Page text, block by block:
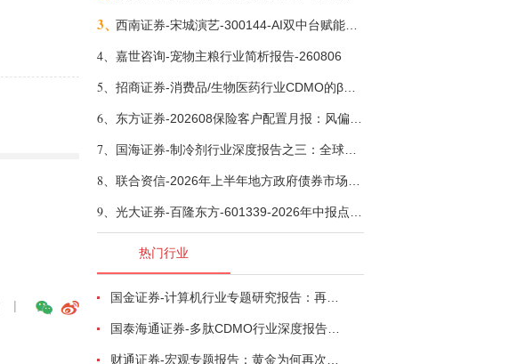
|
3、
4、 嘉世咨询-宠物主粮行业简析报告-260806
5、
6、
7、
8、
9、
热门行业